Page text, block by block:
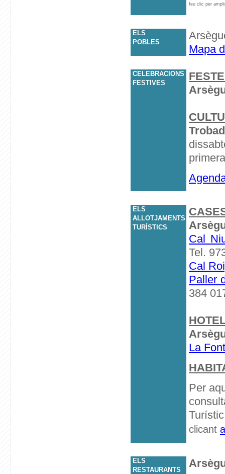
feu clic per
ELS
POBLES
Mapa
CELEBRACIONS
FESTIVES
ELS
ALLOTJAMENTS
TURÍSTICS
Cal
Tel.
Cal
Paller
384
La
Per
clicant
ELS
RESTAURANTS